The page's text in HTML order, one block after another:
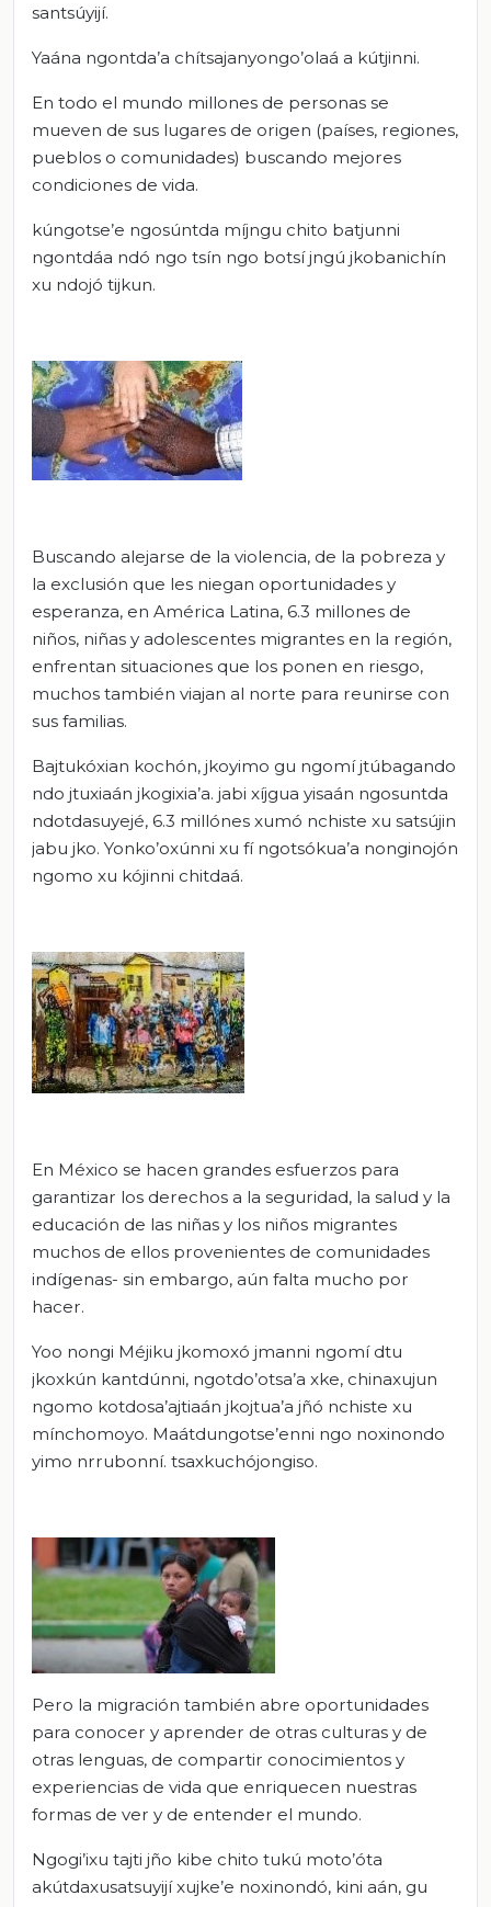
santsúyijí.
Yaána ngontda’a chítsajanyongo’olaá a kútjinni.
En todo el mundo millones de personas se
mueven de sus lugares de origen (países, regiones,
pueblos o comunidades) buscando mejores
condiciones de vida.
kúngotse’e ngosúntda míjngu chito batjunni
ngontdáa ndó ngo tsín ngo botsí jngú jkobanichín
xu ndojó tijkun.
Buscando alejarse de la violencia, de la pobreza y
la exclusión que les niegan oportunidades y
esperanza, en América Latina, 6.3 millones de
niños, niñas y adolescentes migrantes en la región,
enfrentan situaciones que los ponen en riesgo,
muchos también viajan al norte para reunirse con
sus familias.
Bajtukóxian kochón, jkoyimo gu ngomí jtúbagando
ndo jtuxiaán jkogixia’a. jabi xíjgua yisaán ngosuntda
ndotdasuyejé, 6.3 millónes xumó nchiste xu satsújin
jabu jko. Yonko’oxúnni xu fí ngotsókua’a nonginojón
ngomo xu kójinni chitdaá.
En México se hacen grandes esfuerzos para
garantizar los derechos a la seguridad, la salud y la
educación de las niñas y los niños migrantes
muchos de ellos provenientes de comunidades
indígenas- sin embargo, aún falta mucho por
hacer.
Yoo nongi Méjiku jkomoxó jmanni ngomí dtu
jkoxkún kantdúnni, ngotdo’otsa’a xke, chinaxujun
ngomo kotdosa’ajtiaán jkojtua’a jñó nchiste xu
mínchomoyo. Maátdungotse’enni ngo noxinondo
yimo nrrubonní. tsaxkuchójongiso.
Pero la migración también abre oportunidades
para conocer y aprender de otras culturas y de
otras lenguas, de compartir conocimientos y
experiencias de vida que enriquecen nuestras
formas de ver y de entender el mundo.
Ngogi’ixu tajti jño kibe chito tukú moto’óta
akútdaxusatsuyijí xujke’e noxinondó, kini aán, gu